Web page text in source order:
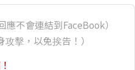
應不會連結到FaceBook）
攻擊，以免挨告！）